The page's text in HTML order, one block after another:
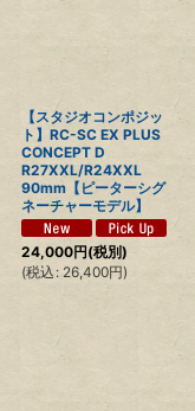
【スタジオコンポジッ
ト】RC-SC EX PLUS
CONCEPT D
R27XXL/R24XXL
90mm【ピーターシグ
ネーチャーモデル】
24,000円(税別)
(税込 : 26,400円)